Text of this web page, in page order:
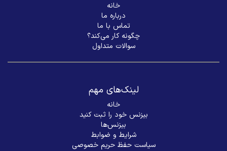
خانه
درباره ما
تماس با ما
چگونه کار می‌کند؟
سوالات متداول
لینک‌های مهم
خانه
بیزنس خود را ثبت کنید
بیزنس‌ها
شرایط و ضوابط
سیاست حفظ حریم خصوصی